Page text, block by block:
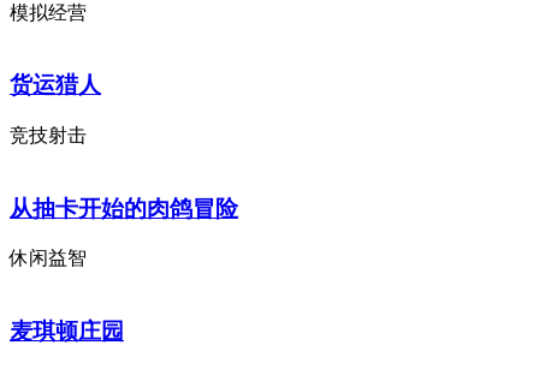
模拟经营
货运猎人
竞技射击
从抽卡开始的肉鸽冒险
休闲益智
麦琪顿庄园